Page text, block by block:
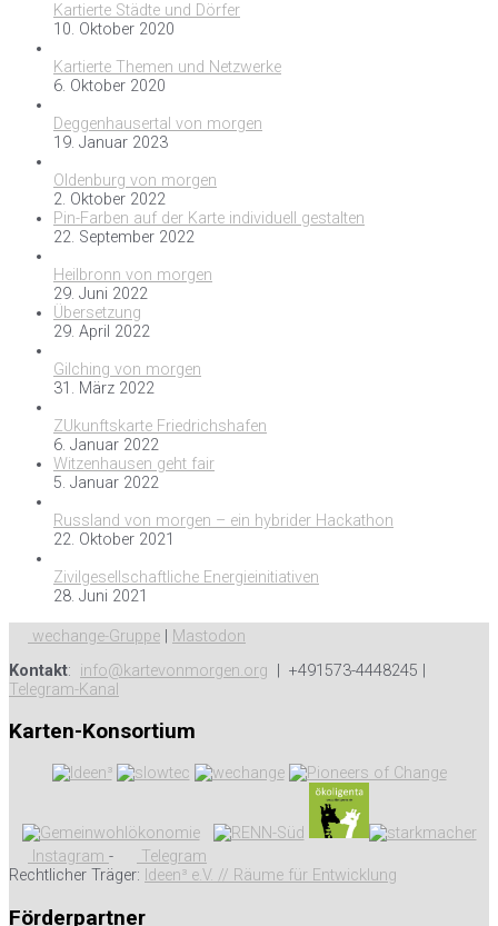
Kartierte Städte und Dörfer
10. Oktober 2020
Kartierte Themen und Netzwerke
6. Oktober 2020
Deggenhausertal von morgen
19. Januar 2023
Oldenburg von morgen
2. Oktober 2022
Pin-Farben auf der Karte individuell gestalten
22. September 2022
Heilbronn von morgen
29. Juni 2022
Übersetzung
29. April 2022
Gilching von morgen
31. März 2022
ZUkunftskarte Friedrichshafen
6. Januar 2022
Witzenhausen geht fair
5. Januar 2022
Russland von morgen – ein hybrider Hackathon
22. Oktober 2021
Zivilgesellschaftliche Energieinitiativen
28. Juni 2021
wechange-Gruppe
Mastodon
Kontakt: info@kartevonmorgen.org | +491573-4448245 |
Telegram-Kanal
Karten-Konsortium
Instagram -
Telegram
Rechtlicher Träger: Ideen³ e.V. // Räume für Entwicklung
Förderpartner